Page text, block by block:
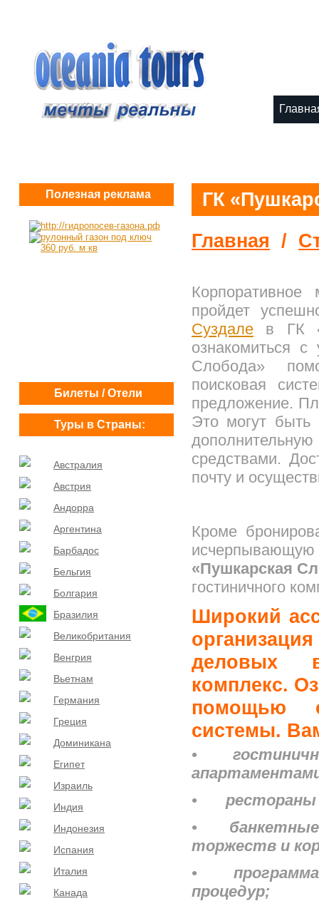
Полезная реклама
Билеты / Отели
Туры в Страны:
Австралия
Австрия
Андорра
Аргентина
Барбадос
Бельгия
Болгария
Бразилия
Великобритания
Венгрия
Вьетнам
Германия
Греция
Доминикана
Египет
Израиль
Индия
Индонезия
Испания
Италия
Канада
ГК
Главная /
пройдет
Суздале в ГК
ознакомиться с
Слобода»
поисковая
предложение.
Это могут быть
средствами.
почту и
Кроме
«Пушкарская
гостиничного
Широкий
деловых
комплекс.
помощью
системы.
•
•
рестораны
•
торжеств и
•
процедур;